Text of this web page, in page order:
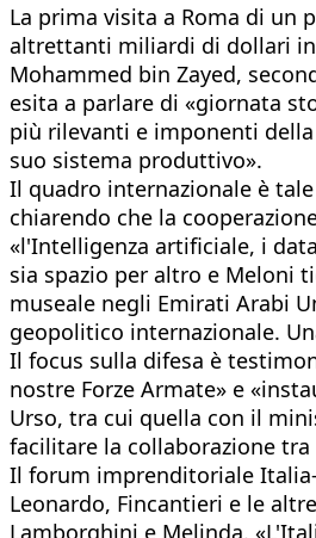
La prima visita a Roma di un
altrettanti miliardi di dollari in
Mohammed bin Zayed,
esita a parlare di «giornata
più rilevanti e imponenti
suo sistema produttivo».
Il quadro internazionale è
chiarendo che la
«l'Intelligenza artificiale, i
sia spazio per altro e Meloni
museale negli Emirati Arabi
geopolitico internazionale.
Il focus sulla difesa è
nostre Forze Armate» e
Urso, tra cui quella con il
facilitare la collaborazione
Il forum imprenditoriale Italia-
Leonardo, Fincantieri e le
Lamborghini e Melinda.